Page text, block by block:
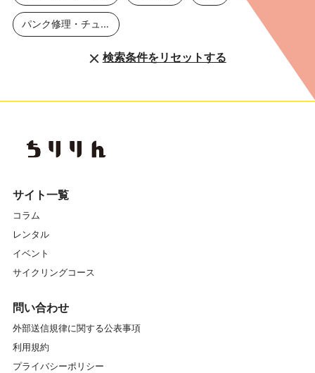
パンク修理・チューブ交換
検索条件をリセットする
サイト一覧
コラム
レンタル
イベント
サイクリングコース
問い合わせ
外部送信規律に関する公表事項
利用規約
プライバシーポリシー